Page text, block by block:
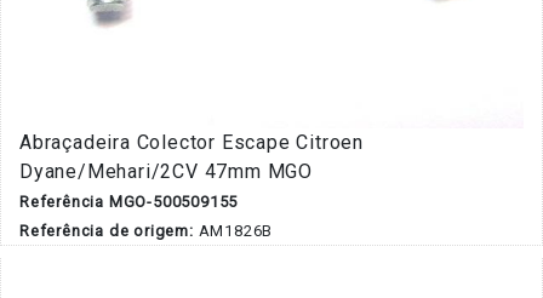
Abraçadeira Colector Escape Citroen
Dyane/Mehari/2CV 47mm MGO
Referência MGO-500509155
Referência de origem: AM1826B